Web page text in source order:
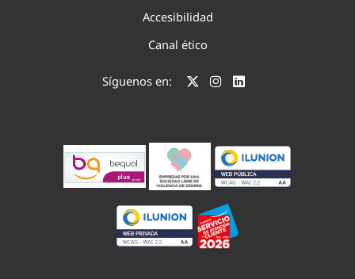
Accesibilidad
Canal ético
Síguenos en: